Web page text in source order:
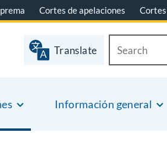
Cortes de apelaciones
Información general
Translate